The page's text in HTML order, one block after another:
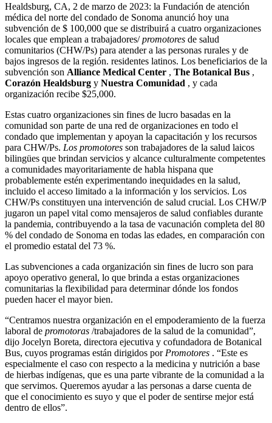
Healdsburg, CA, 2 de marzo de 2023: la Fundación de atención
médica del norte del condado de Sonoma anunció hoy una
subvención de $ 100,000 que se distribuirá a cuatro organizaciones
locales que emplean a trabajadores/promotores de salud
comunitarios (CHW/Ps) para atender a las personas rurales y de
bajos ingresos de la región. residentes latinos. Los beneficiarios de la
subvención son Alliance Medical Center , The Botanical Bus ,
Corazón Healdsburg y Nuestra Comunidad , y cada
organización recibe $25,000.
Estas cuatro organizaciones sin fines de lucro basadas en la
comunidad son parte de una red de organizaciones en todo el
condado que implementan y apoyan la capacitación y los recursos
para CHW/Ps. Los promotores son trabajadores de la salud laicos
bilingües que brindan servicios y alcance culturalmente competentes
a comunidades mayoritariamente de habla hispana que
probablemente estén experimentando inequidades en la salud,
incluido el acceso limitado a la información y los servicios. Los
CHW/Ps constituyen una intervención de salud crucial. Los CHW/P
jugaron un papel vital como mensajeros de salud confiables durante
la pandemia, contribuyendo a la tasa de vacunación completa del 80
% del condado de Sonoma en todas las edades, en comparación con
el promedio estatal del 73 %.
Las subvenciones a cada organización sin fines de lucro son para
apoyo operativo general, lo que brinda a estas organizaciones
comunitarias la flexibilidad para determinar dónde los fondos
pueden hacer el mayor bien.
“Centramos nuestra organización en el empoderamiento de la fuerza
laboral de promotoras /trabajadores de la salud de la comunidad”,
dijo Jocelyn Boreta, directora ejecutiva y cofundadora de Botanical
Bus, cuyos programas están dirigidos por Promotores . “Este es
especialmente el caso con respecto a la medicina y nutrición a base
de hierbas indígenas, que es una parte vibrante de la comunidad a la
que servimos. Queremos ayudar a las personas a darse cuenta de
que el conocimiento es suyo y que el poder de sentirse mejor está
dentro de ellos”.